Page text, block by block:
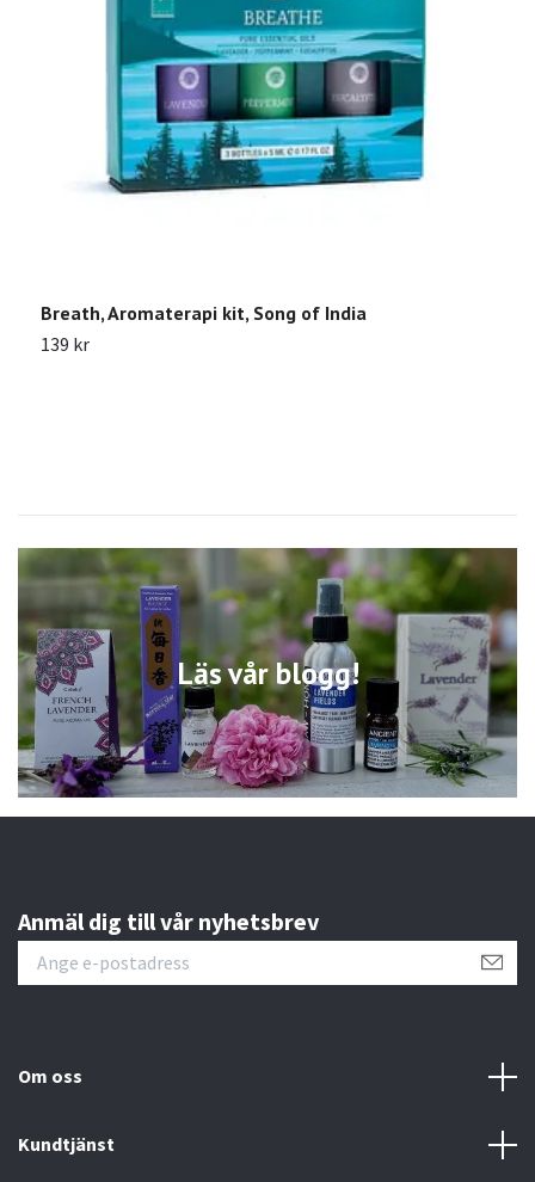
Läs vår blogg!
Breath, Aromaterapi kit, Song of India
139 kr
Anmäl dig till vår nyhetsbrev
Om oss
Kundtjänst